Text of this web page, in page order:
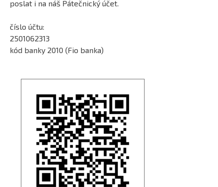
poslat i na náš Pátečnický účet.
číslo účtu:
2501062313
kód banky 2010 (Fio banka)